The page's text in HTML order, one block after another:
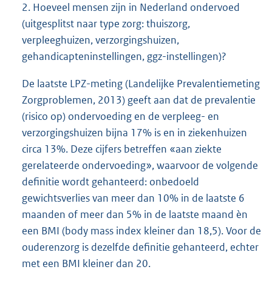
2. Hoeveel mensen zijn in Nederland ondervoed
(uitgesplitst naar type zorg: thuiszorg,
verpleeghuizen, verzorgingshuizen,
gehandicapteninstellingen, ggz-instellingen)?
De laatste LPZ-meting (Landelijke Prevalentiemeting
Zorgproblemen, 2013) geeft aan dat de prevalentie
(risico op) ondervoeding en de verpleeg- en
verzorgingshuizen bijna 17% is en in ziekenhuizen
circa 13%. Deze cijfers betreffen «aan ziekte
gerelateerde ondervoeding», waarvoor de volgende
definitie wordt gehanteerd: onbedoeld
gewichtsverlies van meer dan 10% in de laatste 6
maanden of meer dan 5% in de laatste maand èn
een BMI (body mass index kleiner dan 18,5). Voor de
ouderenzorg is dezelfde definitie gehanteerd, echter
met een BMI kleiner dan 20.